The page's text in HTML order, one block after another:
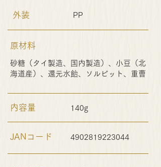
外装 PP
原材料
砂糖（タイ製造、国内製造）、小豆（北
海道産）、還元水飴、ソルビット、重曹
内容量 140g
JANコード 4902819223044